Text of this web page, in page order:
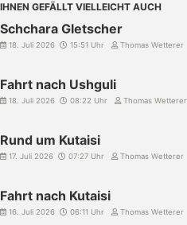
IHNEN GEFÄLLT VIELLEICHT AUCH
Schchara Gletscher
18. Juli 2026 15:51 Uhr Thomas Wetterer
Fahrt nach Ushguli
18. Juli 2026 08:22 Uhr Thomas Wetterer
Rund um Kutaisi
17. Juli 2026 07:27 Uhr Thomas Wetterer
Fahrt nach Kutaisi
16. Juli 2026 06:11 Uhr Thomas Wetterer